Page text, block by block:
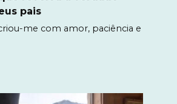
pais
me com amor, paciência e